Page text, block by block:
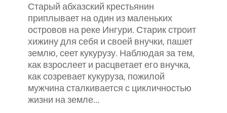
Старый абхазский крестьянин
приплывает на один из маленьких
островов на реке Ингури. Старик строит
хижину для себя и своей внучки, пашет
землю, сеет кукурузу. Наблюдая за тем,
как взрослеет и расцветает его внучка,
как созревает кукуруза, пожилой
мужчина сталкивается с цикличностью
жизни на земле…